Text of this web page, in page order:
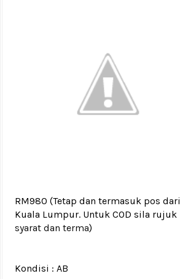
RM980 (Tetap dan termasuk pos dari
Kuala Lumpur. Untuk COD sila rujuk
syarat dan terma)
Kondisi : AB